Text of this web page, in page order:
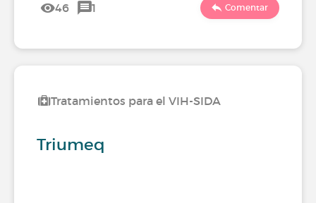
46 1 Comentar
Tratamientos para el VIH-SIDA
Triumeq